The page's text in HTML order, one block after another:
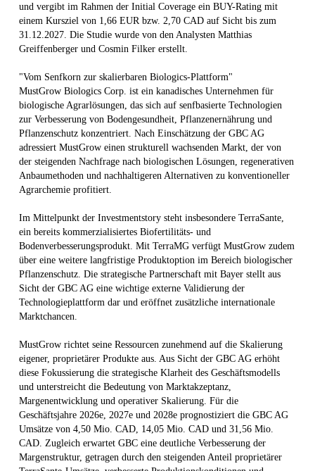
und vergibt im Rahmen der Initial Coverage ein BUY-Rating mit
einem Kursziel von 1,66 EUR bzw. 2,70 CAD auf Sicht bis zum
31.12.2027. Die Studie wurde von den Analysten Matthias
Greiffenberger und Cosmin Filker erstellt.
"Vom Senfkorn zur skalierbaren Biologics-Plattform"
MustGrow Biologics Corp. ist ein kanadisches Unternehmen für
biologische Agrarlösungen, das sich auf senfbasierte Technologien
zur Verbesserung von Bodengesundheit, Pflanzenernährung und
Pflanzenschutz konzentriert. Nach Einschätzung der GBC AG
adressiert MustGrow einen strukturell wachsenden Markt, der von
der steigenden Nachfrage nach biologischen Lösungen, regenerativen
Anbaumethoden und nachhaltigeren Alternativen zu konventioneller
Agrarchemie profitiert.
Im Mittelpunkt der Investmentstory steht insbesondere TerraSante,
ein bereits kommerzialisiertes Biofertilitäts- und
Bodenverbesserungsprodukt. Mit TerraMG verfügt MustGrow zudem
über eine weitere langfristige Produktoption im Bereich biologischer
Pflanzenschutz. Die strategische Partnerschaft mit Bayer stellt aus
Sicht der GBC AG eine wichtige externe Validierung der
Technologieplattform dar und eröffnet zusätzliche internationale
Marktchancen.
MustGrow richtet seine Ressourcen zunehmend auf die Skalierung
eigener, proprietärer Produkte aus. Aus Sicht der GBC AG erhöht
diese Fokussierung die strategische Klarheit des Geschäftsmodells
und unterstreicht die Bedeutung von Marktakzeptanz,
Margenentwicklung und operativer Skalierung. Für die
Geschäftsjahre 2026e, 2027e und 2028e prognostiziert die GBC AG
Umsätze von 4,50 Mio. CAD, 14,05 Mio. CAD und 31,56 Mio.
CAD. Zugleich erwartet GBC eine deutliche Verbesserung der
Margenstruktur, getragen durch den steigenden Anteil proprietärer